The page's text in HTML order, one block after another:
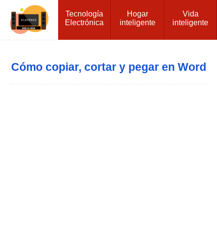
Tecnología
Electrónica
Hogar
inteligente
Vida
inteligente
Cómo copiar, cortar y pegar en Word